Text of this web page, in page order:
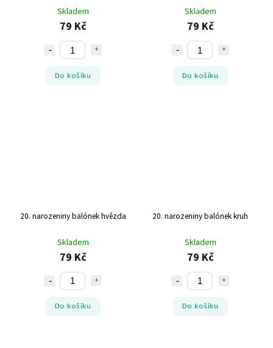
Skladem
79 Kč
Do košíku
Skladem
79 Kč
Do košíku
20. narozeniny balónek hvězda
Skladem
79 Kč
Do košíku
20. narozeniny balónek kruh
Skladem
79 Kč
Do košíku